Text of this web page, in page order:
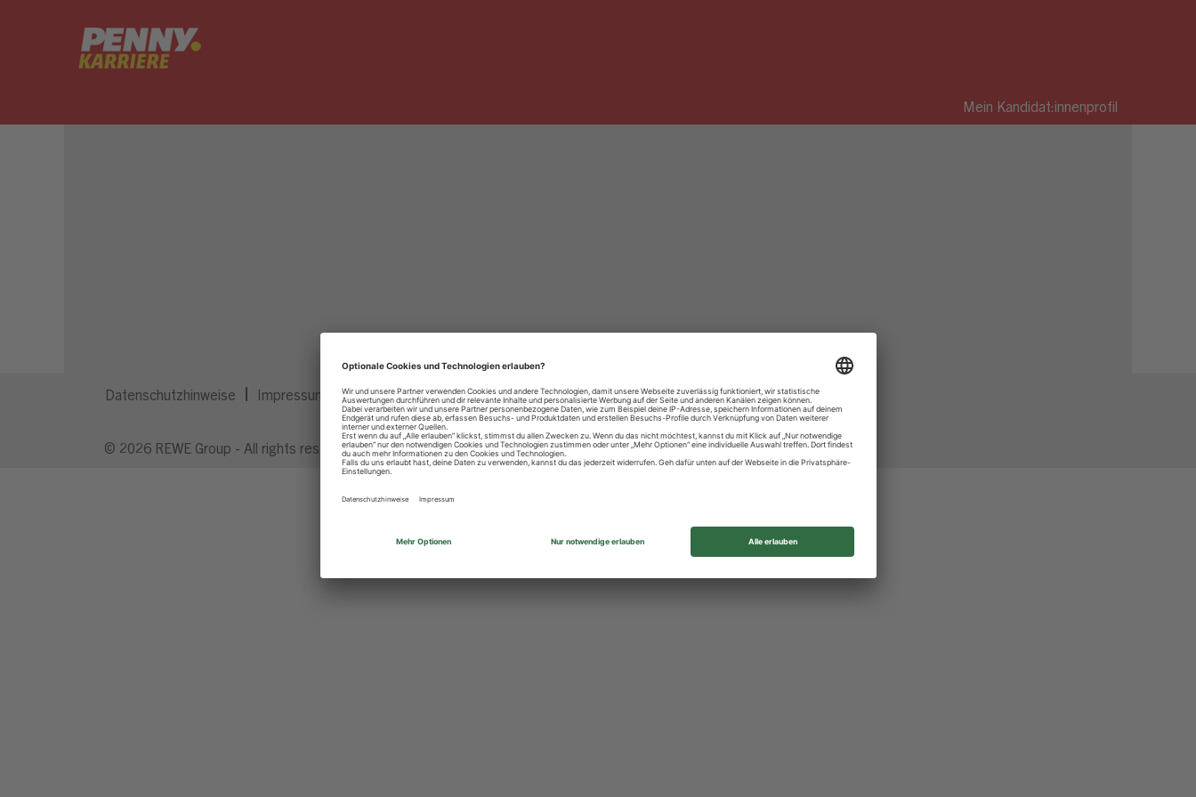
Mein Kandidat:innenprofil
Datenschutzhinweise Impressum Privatsphäre-Einstellungen
© 2026 REWE Group - All rights reserved